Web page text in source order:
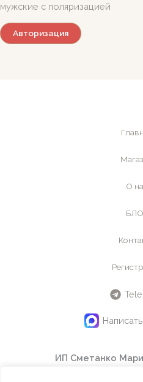
мужские с поляризацией
Авторизация
О
ИП Сметанко